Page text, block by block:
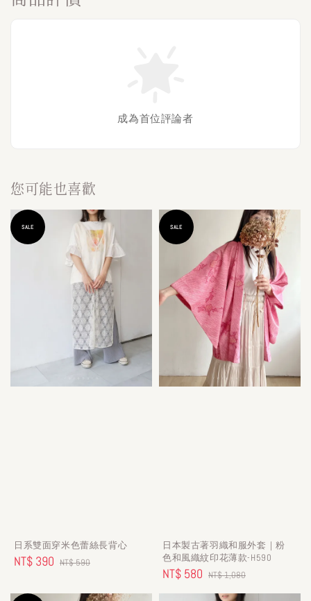
成為首位評論者
您可能也喜歡
SALE
日系雙面穿米色蕾絲長背心
Sale
NT$ 390 Regular
NT$ 590
SALE
日本製古著羽織和服外套｜粉
色和風織紋印花薄款-H590
Sale
price
NT$ 580 Regular
price
NT$ 1,080